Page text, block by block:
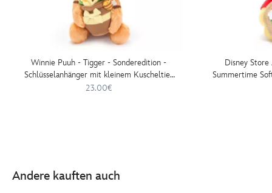
Winnie Puuh - Tigger - Sonderedition -
Schlüsselanhänger mit kleinem Kuscheltier
- 12 cm
23.00€
Disney
Summertime
Andere kauften auch